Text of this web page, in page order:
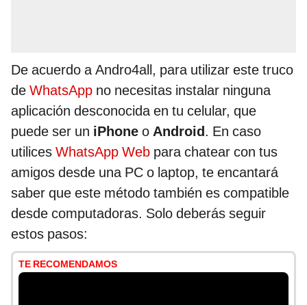
De acuerdo a Andro4all, para utilizar este truco
de WhatsApp no necesitas instalar ninguna
aplicación desconocida en tu celular, que
puede ser un iPhone o Android. En caso
utilices WhatsApp Web para chatear con tus
amigos desde una PC o laptop, te encantará
saber que este método también es compatible
desde computadoras. Solo deberás seguir
estos pasos:
TE RECOMENDAMOS